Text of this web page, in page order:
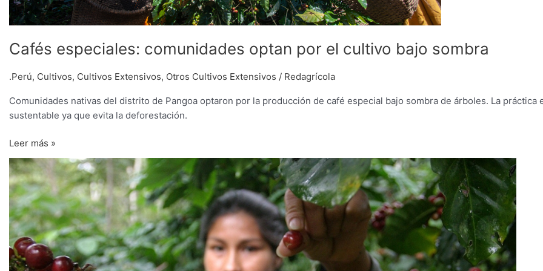
Cafés especiales: comunidades optan por el cultivo bajo sombra
.Perú, Cultivos, Cultivos Extensivos, Otros Cultivos Extensivos / Redagrícola
Comunidades nativas del distrito de Pangoa optaron por la producción de café especial bajo sombra de árboles. La práctica
sustentable ya que evita la deforestación.
Leer más »
Cafés
especiales:
se
generó
compromisos
de
negocios
por